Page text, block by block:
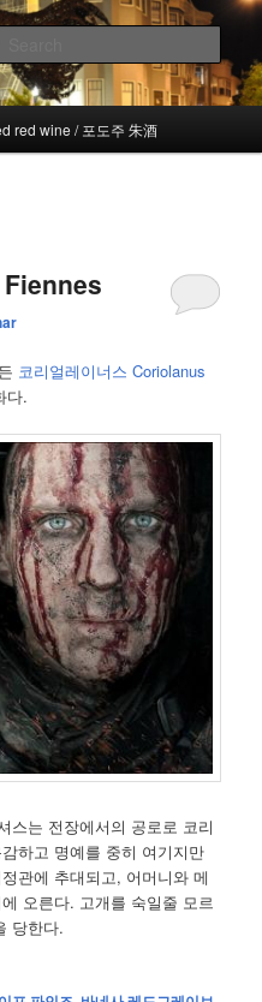
red wine / 포도주 朱酒
코리얼레이너스 Coriolanus
다.
스는 전장에서의 공로로 코리
하고 명예를 중히 여기지만
관에 추대되고, 어머니와 메
오른다. 고개를 숙일줄 모르
당한다.